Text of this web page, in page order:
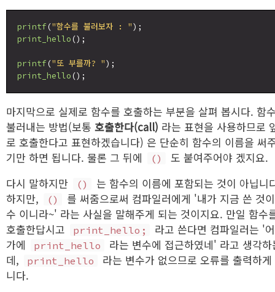
printf ("함수를 불러보자 : "
print_hello ();
printf ("또 부를까? "
print_hello
마지막으로 실제로 함수를 호출하는 부분을 살펴 봅시다. 함
불러내는 방법(보통 호출한다(call) 라는 표현을 사용하므로
로 호출한다고 표현하겠습니다) 은 단순히 함수의 이름을 써
기만 하면 됩니다. 물론 그 뒤에
()
도 붙여주어야 겠지요.
다시 말하지만
()
는 함수의 이름에 포함되는 것이 아닙니
하지만,
()
를 써줌으로써 컴파일러에게 '내가 지금 쓴 것
수 이니라~' 라는 사실을 말해주게 되는 것이지요. 만일 함수
호출한답시고
print_hello;
라고 쓴다면 컴파일러는 '
가에
print_hello
라는 변수에 접근하였네' 라고 생각하
데,
print_hello
라는 변수가 없으므로 오류를 출력하
니다.